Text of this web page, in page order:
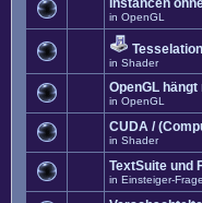
Instancen
in OpenGL
in Shader
OpenGL
in OpenGL
CUDA /
in Shader
TextSuite und
in Einsteiger-